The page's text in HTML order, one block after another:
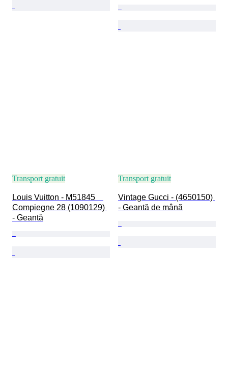
Transport gratuit
Louis Vuitton - M51845
Compiegne 28 (1090129)
- Geantă
Transport gratuit
Vintage Gucci - (4650150)
- Geantă de mână